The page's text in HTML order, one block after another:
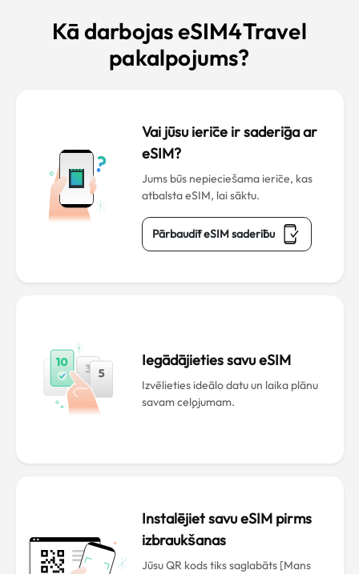
Kā darbojas eSIM4Travel
pakalpojums?
Vai jūsu ierīce ir saderīga ar
eSIM?
Jums būs nepieciešama ierīce, kas
atbalsta eSIM, lai sāktu.
Pārbaudīt eSIM saderību
Iegādājieties savu eSIM
Izvēlieties ideālo datu un laika plānu
savam ceļojumam.
Instalējiet savu eSIM pirms
izbraukšanas
Jūsu QR kods tiks saglabāts [Mans